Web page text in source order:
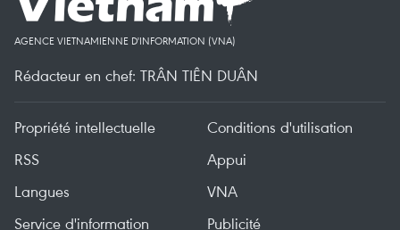
AGENCE VIETNAMIENNE D'INFORMATION (VNA)
Rédacteur en chef: TRÂN TIÊN DUÂN
Propriété intellectuelle
Conditions d'utilisation
RSS
Appui
Langues
VNA
Service d'information
Publicité